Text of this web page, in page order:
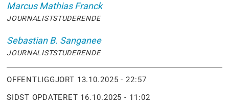
Marcus Mathias Franck
JOURNALISTSTUDERENDE
Sebastian B. Sanganee
JOURNALISTSTUDERENDE
OFFENTLIGGJORT
13.10.2025 - 22:57
SIDST OPDATERET
16.10.2025 - 11:02